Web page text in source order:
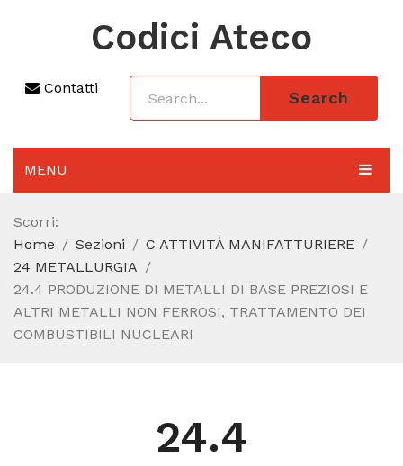
Codici Ateco
Contatti
Search
MENU
AGGIORNAMENTO 2025
SEZIONI
CODICE ATECO A COSA SERVE
Scorri:
Home
Sezioni
C ATTIVITÀ MANIFATTURIERE
24 METALLURGIA
24.4 PRODUZIONE DI METALLI DI BASE PREZIOSI E
ALTRI METALLI NON FERROSI, TRATTAMENTO DEI
COMBUSTIBILI NUCLEARI
24.4